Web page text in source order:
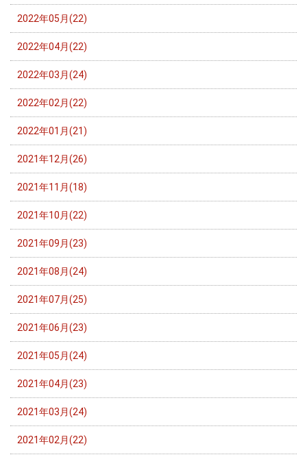
2022年05月(22)
2022年04月(22)
2022年03月(24)
2022年02月(22)
2022年01月(21)
2021年12月(26)
2021年11月(18)
2021年10月(22)
2021年09月(23)
2021年08月(24)
2021年07月(25)
2021年06月(23)
2021年05月(24)
2021年04月(23)
2021年03月(24)
2021年02月(22)